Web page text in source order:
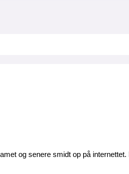
og senere smidt op på internettet.